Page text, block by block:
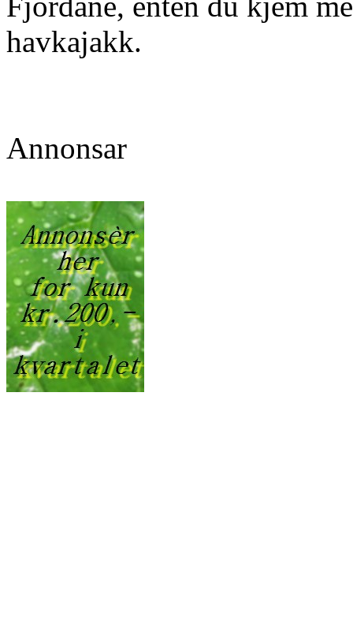
havkajakk.
Annonsar